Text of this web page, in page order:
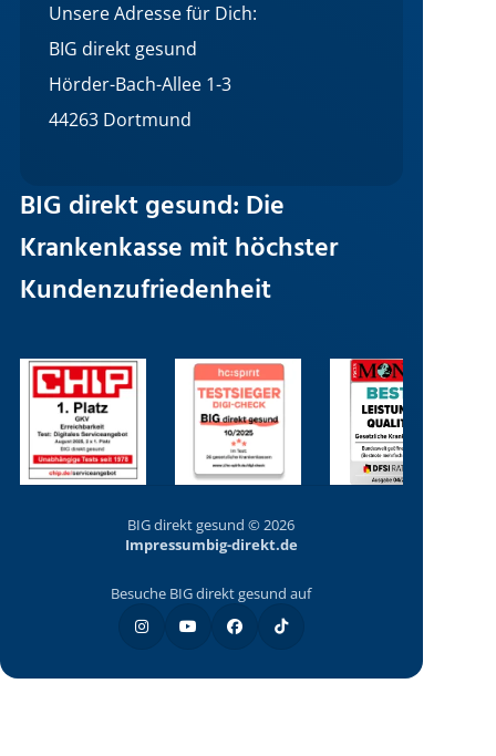
Unsere Adresse für Dich:
BIG direkt gesund
Hörder-Bach-Allee 1-3
44263 Dortmund
BIG direkt gesund: Die
Krankenkasse mit höchster
Kundenzufriedenheit
Bild Bild Bild
BIG direkt gesund © 2026
Impressumbig-direkt.de
Besuche BIG direkt gesund auf